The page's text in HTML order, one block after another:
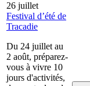
26 juillet
Festival d’été de
Tracadie
Du 24 juillet au
2 août, préparez-
vous à vivre 10
jours d'activités,